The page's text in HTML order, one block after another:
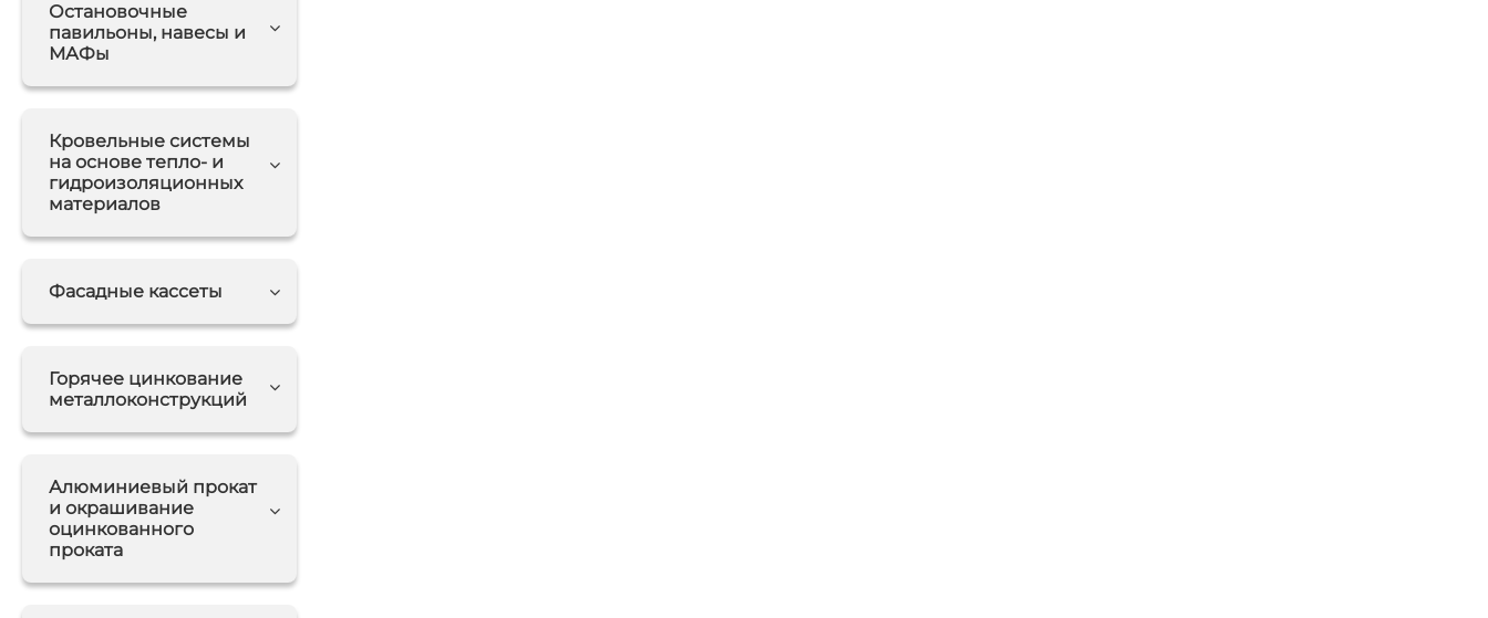
Остановочные
павильоны, навесы и
МАФы
Кровельные системы
на основе тепло- и
гидроизоляционных
материалов
Фасадные кассеты
Горячее цинкование
металлоконструкций
Алюминиевый прокат
и окрашивание
оцинкованного
проката